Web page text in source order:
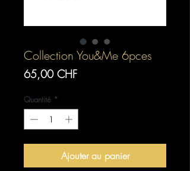
Collection You&Me 6pces
65,00 CHFPrix
Quantité *
Ajouter au panier